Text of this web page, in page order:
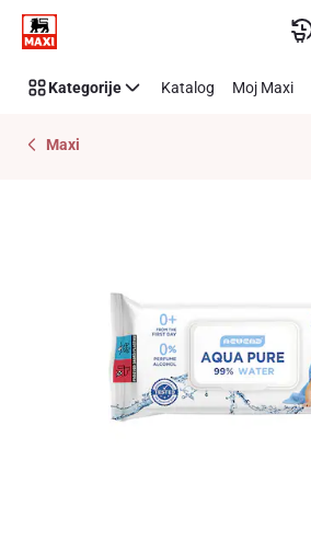
Preskoči link
Kategorije Katalog Moj Maxi
Maxi